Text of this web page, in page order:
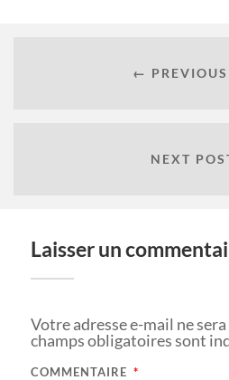
← PREVIOUS
NEXT
Laisser un
Votre adresse e-mail ne
champs obligatoires sont
COMMENTAIRE *